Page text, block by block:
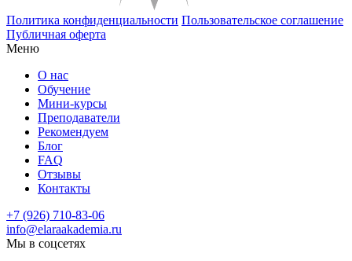
Политика конфиденциальности Пользовательское соглашение
Публичная оферта
Меню
О нас
Обучение
Мини-курсы
Преподаватели
Рекомендуем
Блог
FAQ
Отзывы
Контакты
+7 (926) 710-83-06
info@elaraakademia.ru
Мы в соцсетях